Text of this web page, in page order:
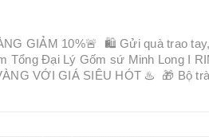
GIẢM 10%🚨 🛍 Gửi quà trao
Tổng Đại Lý Gốm sứ Minh Long I
VỚI GIÁ SIÊU HÓT ♨ 🎁 Bộ